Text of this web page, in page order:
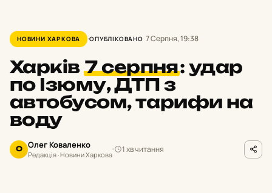
НОВИНИ ХАРКОВА ОПУБЛІКОВАНО 7 Серпня, 19:38
Харків7 серпня: удар
по Ізюму, ДТП з
автобусом, тарифи на
воду
О Олег Коваленко
Редакція · Новини Харкова
1 хв читання